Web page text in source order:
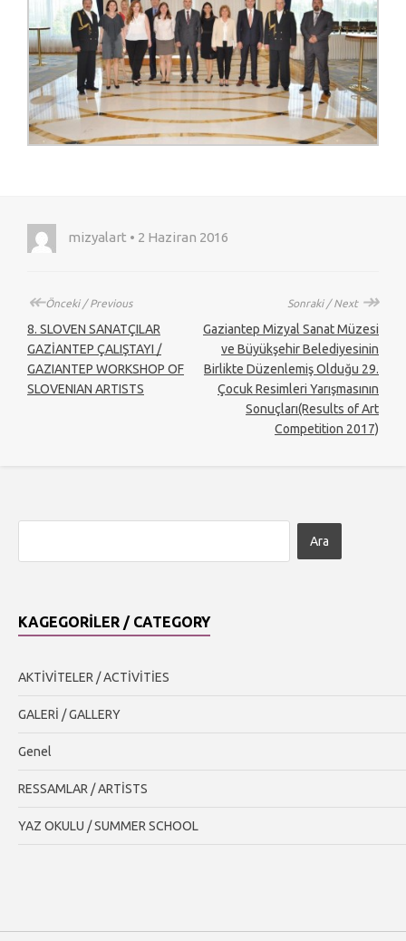
mizyalart • 2 Haziran 2016
↞Önceki / Previous
8. SLOVEN SANATÇILAR
GAZİANTEP ÇALIŞTAYI /
GAZIANTEP WORKSHOP OF
SLOVENIAN ARTISTS
Sonraki / Next ↠
Gaziantep Mizyal Sanat Müzesi
ve Büyükşehir Belediyesinin
Birlikte Düzenlemiş Olduğu 29.
Çocuk Resimleri Yarışmasının
Sonuçları(Results of Art
Competition 2017)
KAGEGORILER / CATEGORY
AKTİVİTELER / ACTİVİTİES
GALERİ / GALLERY
Genel
RESSAMLAR / ARTİSTS
YAZ OKULU / SUMMER SCHOOL